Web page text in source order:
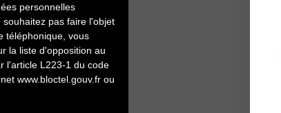
personnelles
pas faire l'objet
téléphonique, vous
la liste d'opposition au
l'article L223-1 du code
www.bloctel.gouv.fr ou